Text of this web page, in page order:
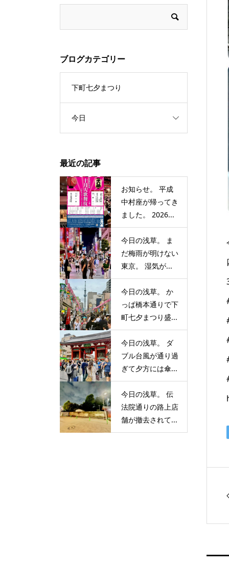
ブログカテゴリー
下町七夕まつり
今日
最近の記事
お知らせ。 平成
中村座が帰ってき
ました。 2026...
今日の浅草。 ま
だ梅雨が明けない
東京。 湿気が...
今日の浅草。 か
っぱ橋本通りで下
町七夕まつり盛...
今日の浅草。 ダ
ブル台風が通り過
ぎて夕方には傘...
今日の浅草。 伝
法院通りの路上店
舗が撤去されて...